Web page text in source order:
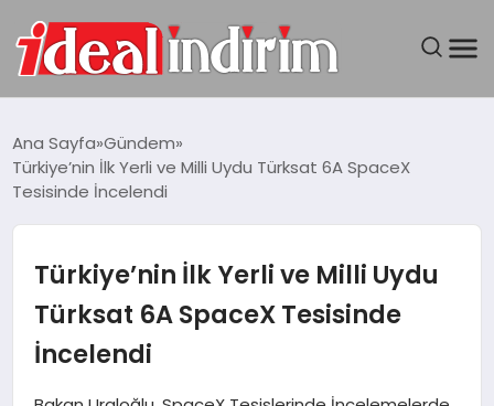
BILGISAYAR
TEKNOLOJI
Ana Sayfa Gündem
Türkiye’nin İlk Yerli ve Milli Uydu Türksat 6A SpaceX
Tesisinde İncelendi
Türkiye’nin İlk Yerli ve Milli Uydu
Türksat 6A SpaceX Tesisinde
İncelendi